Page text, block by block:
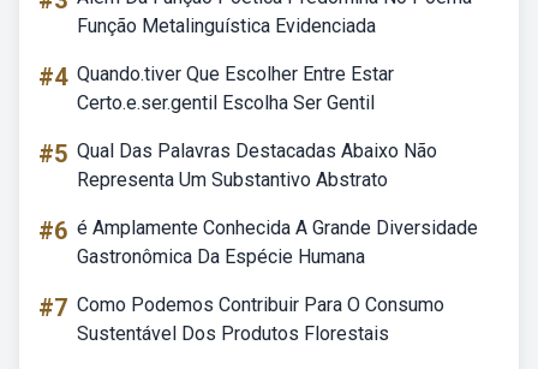
Função Metalinguística Evidenciada
#4 Quando.tiver Que Escolher Entre Estar
Certo.e.ser.gentil Escolha Ser Gentil
#5 Qual Das Palavras Destacadas Abaixo Não
Representa Um Substantivo Abstrato
#6 é Amplamente Conhecida A Grande Diversidade
Gastronômica Da Espécie Humana
#7 Como Podemos Contribuir Para O Consumo
Sustentável Dos Produtos Florestais